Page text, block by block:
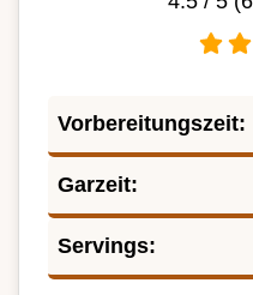
Vorbereitungszeit:
Garzeit:
Servings: